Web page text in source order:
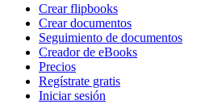
Crear flipbooks
Crear documentos
Seguimiento de documentos
Creador de eBooks
Precios
Regístrate gratis
Iniciar sesión